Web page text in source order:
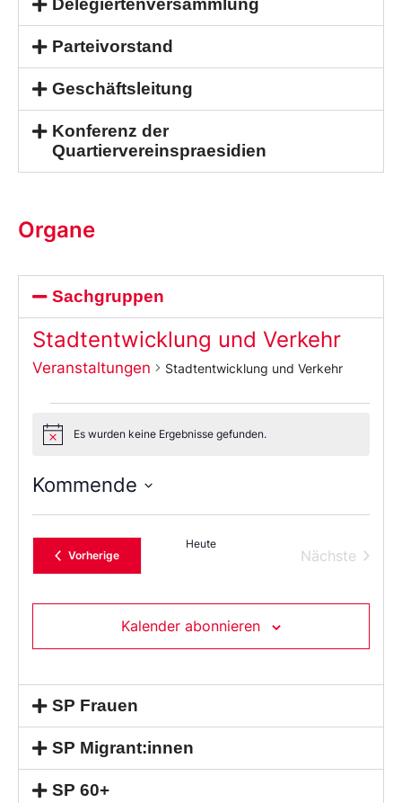
Delegiertenversammlung
Parteivorstand
Geschäftsleitung
Konferenz der
Quartiervereinspraesidien
Organe
Sachgruppen
Stadtentwicklung und Verkehr
Veranstaltungen Stadtentwicklung und Verkehr
NoticeEs wurden keine Ergebnisse gefunden.
Kommende
das
DatumVorherigeVeranstaltungen
Heute
Nächste
Kalender abonnieren
SP Frauen
SP Migrant:innen
SP 60+